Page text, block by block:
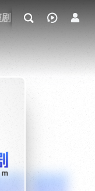
玄幻武侠 奇幻